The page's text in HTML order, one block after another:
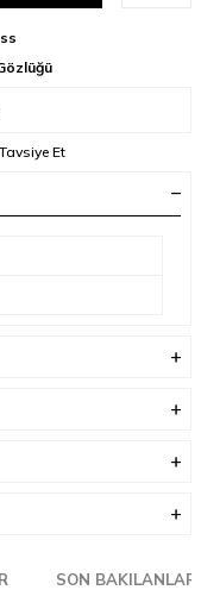
Tavsiye Et
SON BAKILANLAR